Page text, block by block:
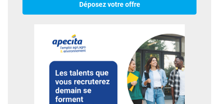
Déposez votre offre